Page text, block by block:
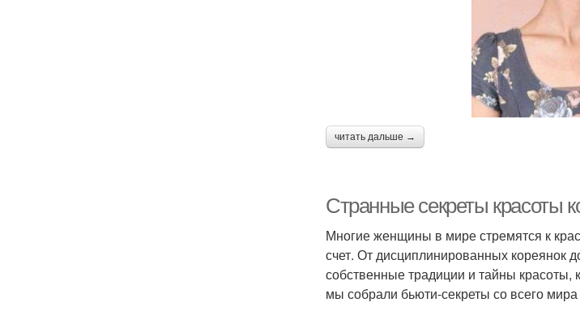
читать дальше →
Странные секреты красоты
Многие женщины в мире стремятся к
счет. От дисциплинированных кореянок
собственные традиции и тайны красоты,
мы собрали бьюти-секреты со всего